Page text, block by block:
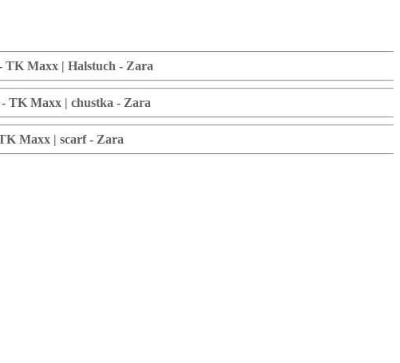
TK Maxx | Halstuch - Zara
TK Maxx | chustka - Zara
Maxx | scarf - Zara